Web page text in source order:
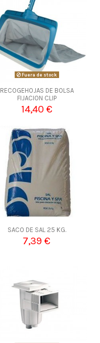
Fuera de stock
RECOGEHOJAS DE BOLSA
FIJACION CLIP
14,40 €
SACO DE SAL 25 KG.
7,39 €